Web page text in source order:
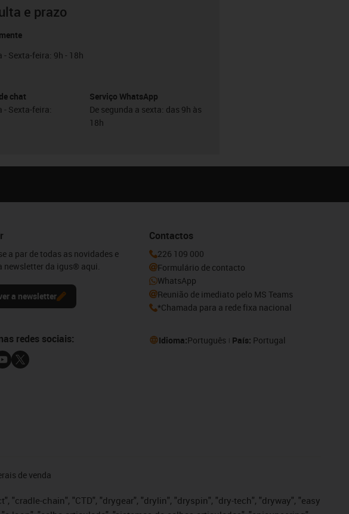
e prazo
- Sexta-feira: 9h - 18h
chat
- Sexta-feira:
Serviço WhatsApp
De segunda a sexta: das 9h às
18h
a par de todas as novidades e
newsletter da igus® aqui.
a newsletter
Contactos
226 109 000
Formulário de contacto
WhatsApp
Reunião de imediato pelo MS Teams
*Chamada para a rede fixa nacional
redes sociais: Idioma:Português País: Portugal
de venda
"cradle-chain", "CTD", "drygear", "drylin", "dryspin", "dry-tech", "dryway", "easy